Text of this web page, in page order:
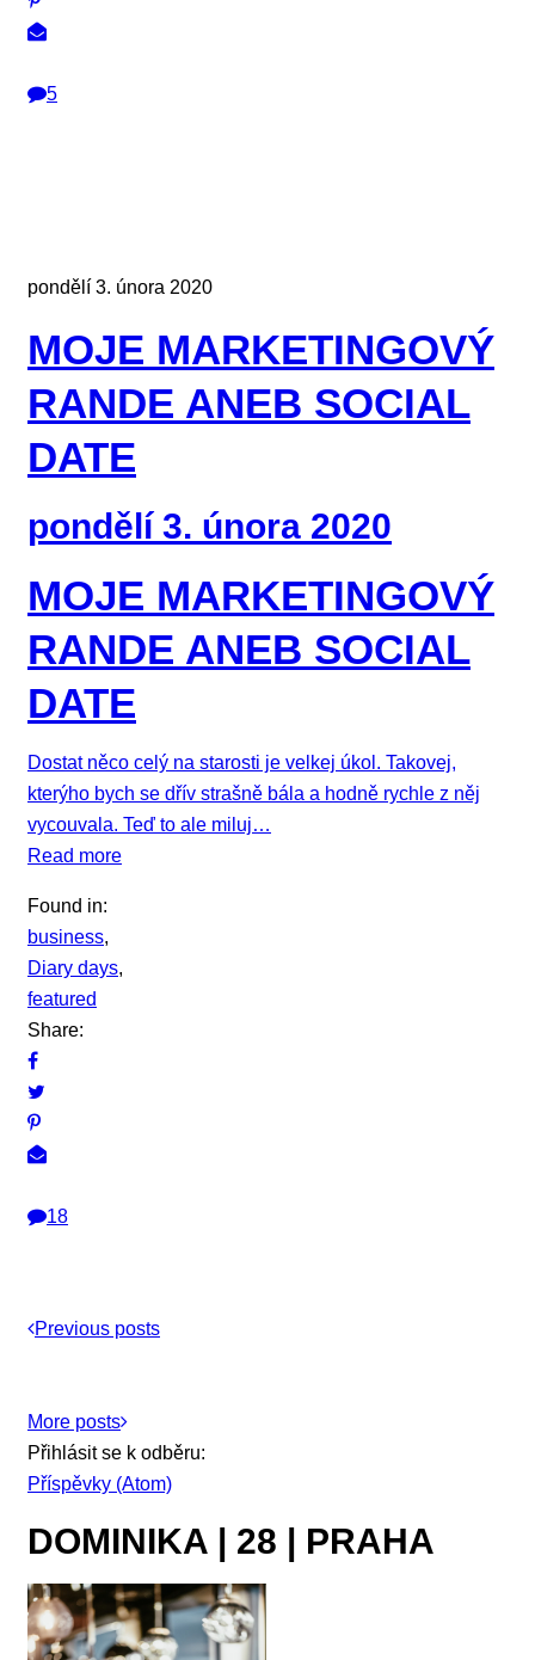
5
pondělí 3. února 2020
MOJE MARKETINGOVÝ
RANDE ANEB SOCIAL
DATE
pondělí 3. února 2020
MOJE MARKETINGOVÝ
RANDE ANEB SOCIAL
DATE
Dostat něco celý na starosti je velkej úkol. Takovej,
kterýho bych se dřív strašně bála a hodně rychle z něj
vycouvala. Teď to ale miluj…
Read more
Found in:
business,
Diary days,
featured
Share:
18
Previous posts
More posts
Přihlásit se k odběru:
Příspěvky (Atom)
DOMINIKA | 28 | PRAHA